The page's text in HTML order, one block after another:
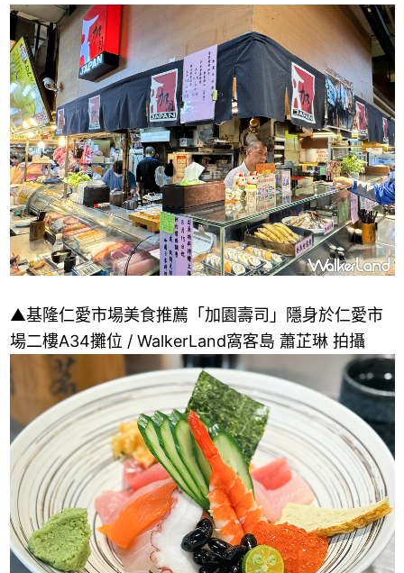
▲基隆仁愛市場美食推薦「加園壽司」隱身於仁愛市
場二樓A34攤位 / WalkerLand窩客島 蕭芷琳 拍攝